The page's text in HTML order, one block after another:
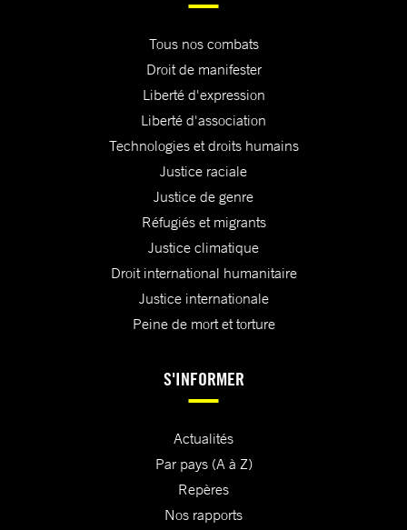
Tous nos combats
Droit de manifester
Liberté d'expression
Liberté d'association
Technologies et droits humains
Justice raciale
Justice de genre
Réfugiés et migrants
Justice climatique
Droit international humanitaire
Justice internationale
Peine de mort et torture
S'INFORMER
Actualités
Par pays (A à Z)
Repères
Nos rapports